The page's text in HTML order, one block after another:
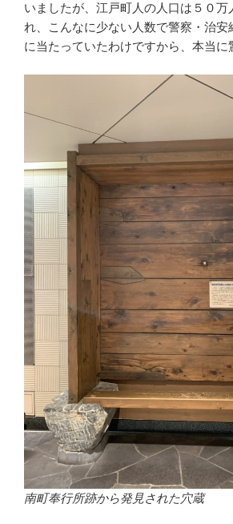
いましたが、江戸町人の人口は５０万
れ、こんなに少ない人数で警察・治安
に当たっていたわけですから、本当に
南町奉行所跡から発見された穴蔵